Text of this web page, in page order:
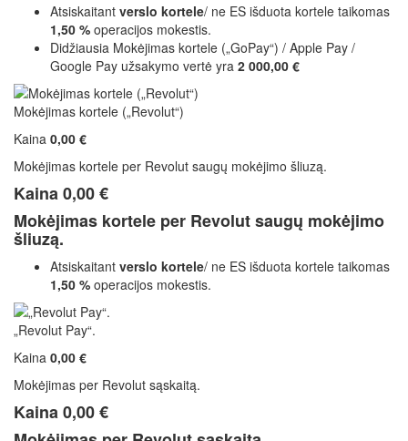
Atsiskaitant verslo kortele/ ne ES išduota kortele taikomas
1,50 % operacijos mokestis.
Didžiausia Mokėjimas kortele („GoPay“) / Apple Pay /
Google Pay užsakymo vertė yra 2 000,00 €
Mokėjimas kortele („Revolut“)
Kaina 0,00 €
Mokėjimas kortele per Revolut saugų mokėjimo šliuzą.
Kaina0,00 €
Mokėjimas kortele per Revolut saugų mokėjimo
šliuzą.
Atsiskaitant verslo kortele/ ne ES išduota kortele taikomas
1,50 % operacijos mokestis.
„Revolut Pay“.
Kaina 0,00 €
Mokėjimas per Revolut sąskaitą.
Kaina0,00 €